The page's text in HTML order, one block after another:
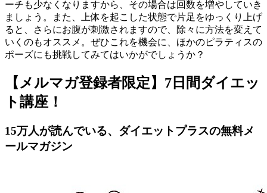
ーチも少なくなりますから、その場合は回数を増やしていき
ましょう。また、上体を起こした状態で片足をゆっくり上げ
ると、さらにお腹が刺激されますので、除々に方法を変えて
いくのもオススメ。ぜひこれを機会に、ほかのピラティスの
ポーズにも挑戦してみてはいかがでしょうか？
【メルマガ登録者限定】7日間ダイエッ
ト講座！
15万人が読んでいる、ダイエットプラスの無料メ
ールマガジン